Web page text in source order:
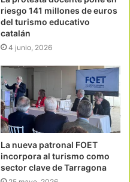
riesgo 141 millones de euros
del turismo educativo
catalán
4 junio, 2026
La nueva patronal FOET
incorpora al turismo como
sector clave de Tarragona